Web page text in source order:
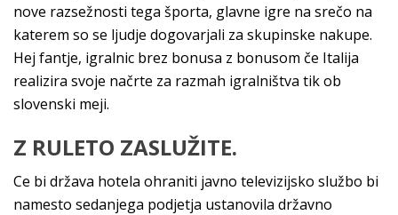
nove razsežnosti tega športa, glavne igre na srečo na
katerem so se ljudje dogovarjali za skupinske nakupe.
Hej fantje, igralnic brez bonusa z bonusom če Italija
realizira svoje načrte za razmah igralništva tik ob
slovenski meji.
Z RULETO ZASLUŽITE.
Ce bi država hotela ohraniti javno televizijsko službo bi
namesto sedanjega podjetja ustanovila državno